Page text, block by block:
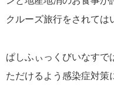
クルーズ旅行をされては
ぱしふぃっくびいなすで
ただけるよう感染症対策